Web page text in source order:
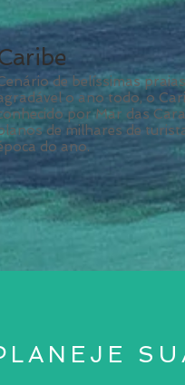
de belíssimas
o ano todo, o
por Mar das
de milhares de
do ano.